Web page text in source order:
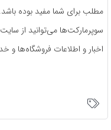
مطلب برای شما مفید بوده
سوپرمارکت‌ها می‌توانید از
اخبار و اطلاعات فروشگاه‌ها و